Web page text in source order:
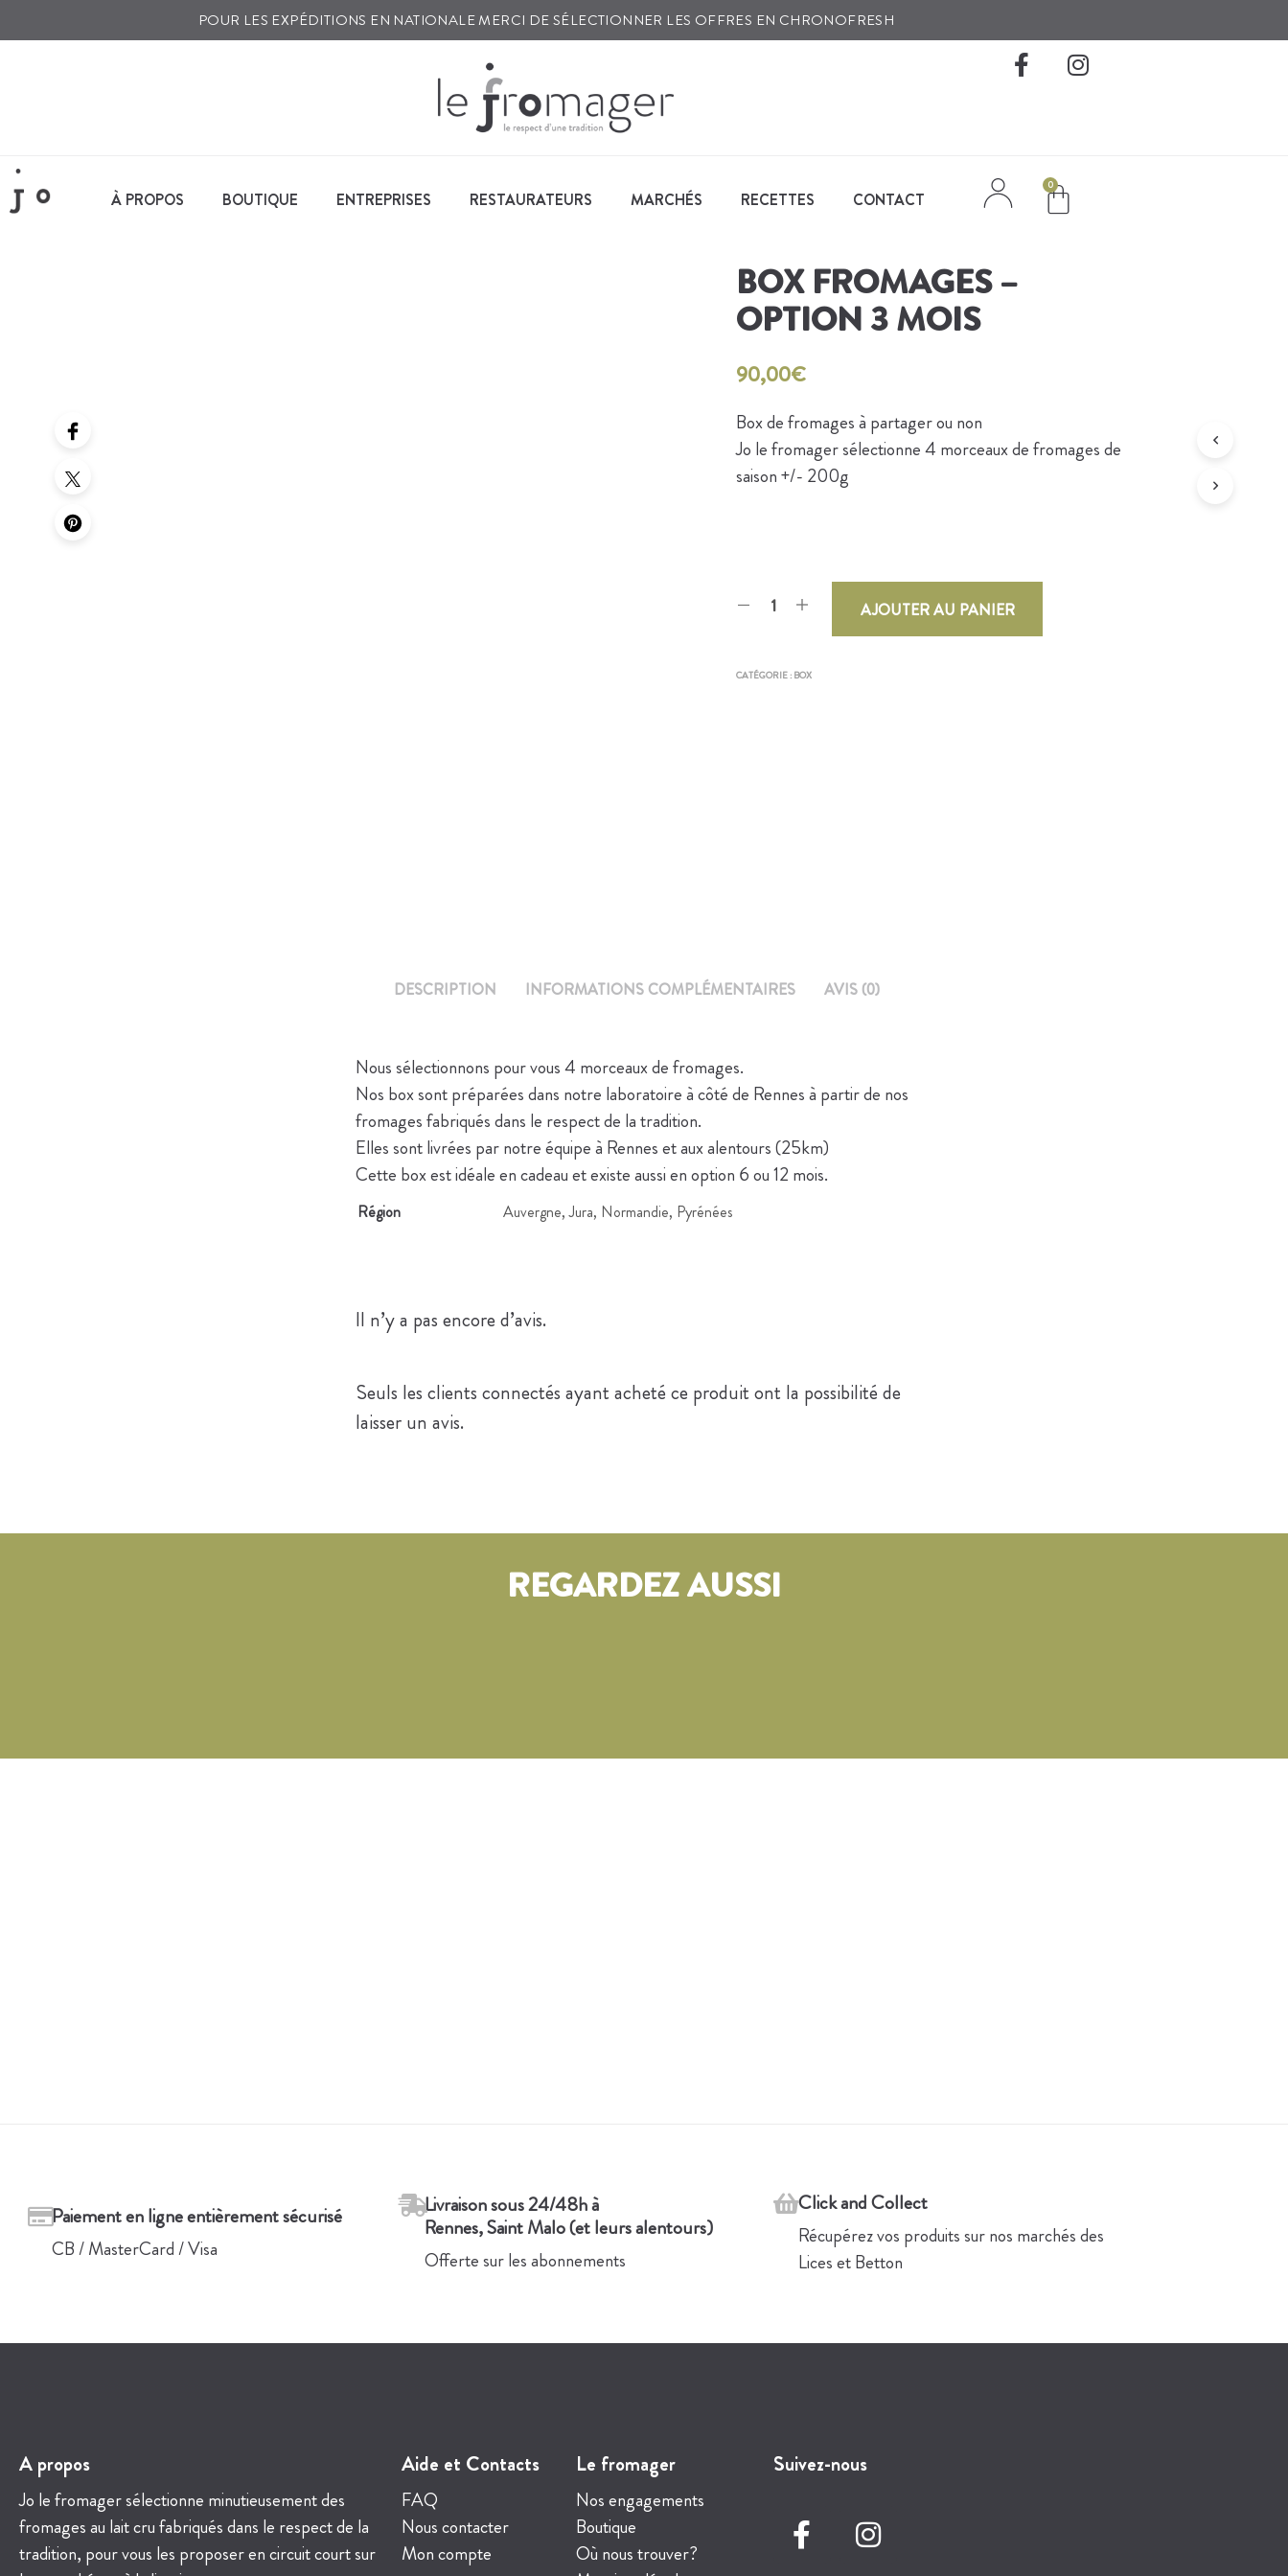
POUR LES EXPÉDITIONS EN NATIONALE MERCI DE SÉLECTIONNER LES OFFRES EN CHRONOFRESH
À PROPOS BOUTIQUE ENTREPRISES RESTAURATEURS MARCHÉS RECETTES CONTACT
0
BOX FROMAGES –
OPTION 3 MOIS
90,00€
Box de fromages à partager ou non
Jo le fromager sélectionne 4 morceaux de fromages de
saison +/- 200g
AJOUTER AU PANIER
CATÉGORIE : BOX
DESCRIPTION INFORMATIONS COMPLÉMENTAIRES AVIS (0)
Nous sélectionnons pour vous 4 morceaux de fromages.
Nos box sont préparées dans notre laboratoire à côté de Rennes à partir de nos
fromages fabriqués dans le respect de la tradition.
Elles sont livrées par notre équipe à Rennes et aux alentours (25km)
Cette box est idéale en cadeau et existe aussi en option 6 ou 12 mois.
Région Auvergne, Jura, Normandie, Pyrénées
Il n’y a pas encore d’avis.
Seuls les clients connectés ayant acheté ce produit ont la possibilité de
laisser un avis.
REGARDEZ AUSSI
Paiement en ligne entièrement sécurisé
CB / MasterCard / Visa
Livraison sous 24/48h à
Rennes, Saint Malo (et leurs alentours)
Offerte sur les abonnements
Click and Collect
Récupérez vos produits sur nos marchés des
Lices et Betton
A propos
Jo le fromager sélectionne minutieusement des
fromages au lait cru fabriqués dans le respect de la
tradition, pour vous les proposer en circuit court sur
Aide et Contacts
FAQ
Nous contacter
Mon compte
Le fromager
Nos engagements
Boutique
Où nous trouver?
Suivez-nous